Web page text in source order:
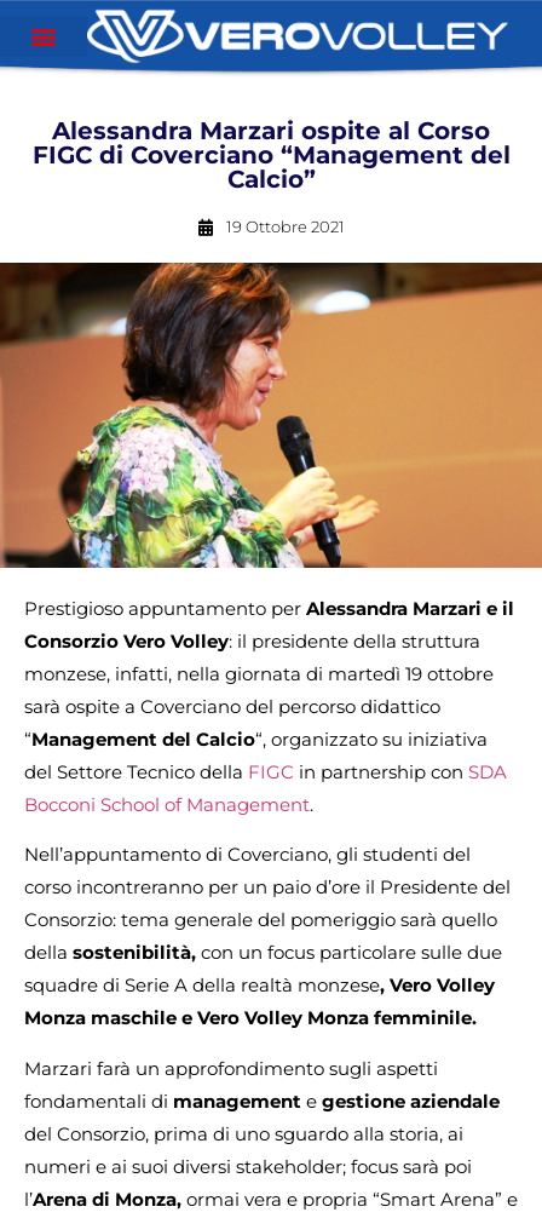
Alessandra Marzari ospite al Corso
FIGC di Coverciano “Management del
Calcio”
19 Ottobre 2021
Prestigioso appuntamento per Alessandra Marzari e il
Consorzio Vero Volley: il presidente della struttura
monzese, infatti, nella giornata di martedì 19 ottobre
sarà ospite a Coverciano del percorso didattico
“Management del Calcio“, organizzato su iniziativa
del Settore Tecnico della FIGC in partnership con SDA
Bocconi School of Management.
Nell’appuntamento di Coverciano, gli studenti del
corso incontreranno per un paio d’ore il Presidente del
Consorzio: tema generale del pomeriggio sarà quello
della sostenibilità, con un focus particolare sulle due
squadre di Serie A della realtà monzese, Vero Volley
Monza maschile e Vero Volley Monza femminile.
Marzari farà un approfondimento sugli aspetti
fondamentali di management e gestione aziendale
del Consorzio, prima di uno sguardo alla storia, ai
numeri e ai suoi diversi stakeholder; focus sarà poi
l’Arena di Monza, ormai vera e propria “Smart Arena” e